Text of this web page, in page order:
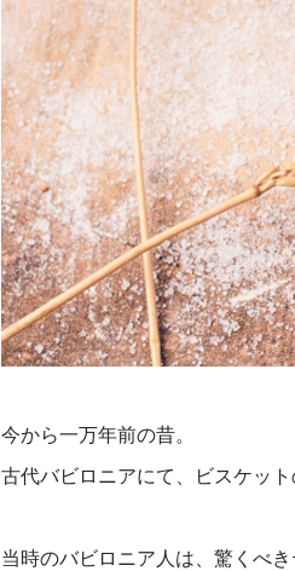
今から一万年前の昔。
古代バビロニアにて、ビスケット
当時のバビロニア人は、驚くべ